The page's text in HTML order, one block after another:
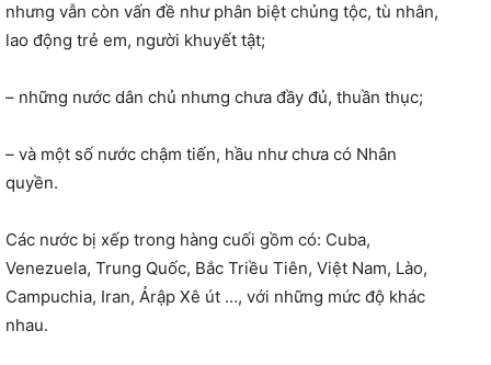
nhưng vẫn còn vấn đề như phân biệt chủng tộc, tù nhân,
lao động trẻ em, người khuyết tật;
– những nước dân chủ nhưng chưa đầy đủ, thuần thục;
– và một số nước chậm tiến, hầu như chưa có Nhân
quyền.
Các nước bị xếp trong hàng cuối gồm có: Cuba,
Venezuela, Trung Quốc, Bắc Triều Tiên, Việt Nam, Lào,
Campuchia, Iran, Ảrập Xê út …, với những mức độ khác
nhau.